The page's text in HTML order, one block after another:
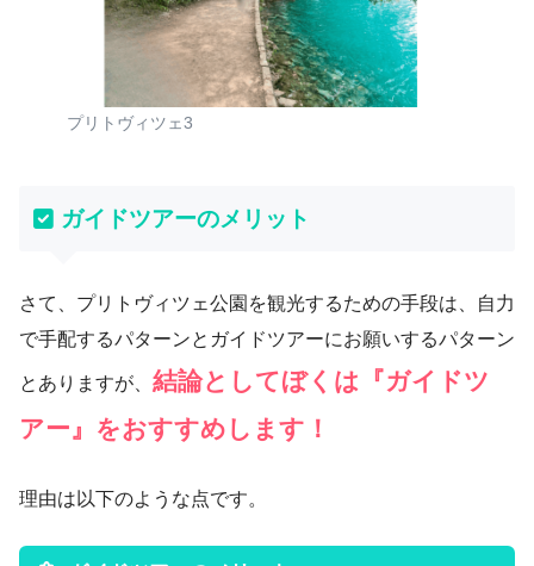
プリトヴィツェ3
ガイドツアーのメリット
さて、プリトヴィツェ公園を観光するための手段は、自力
で手配するパターンとガイドツアーにお願いするパターン
とありますが、 結論としてぼくは『ガイドツ
アー』をおすすめします！
理由は以下のような点です。